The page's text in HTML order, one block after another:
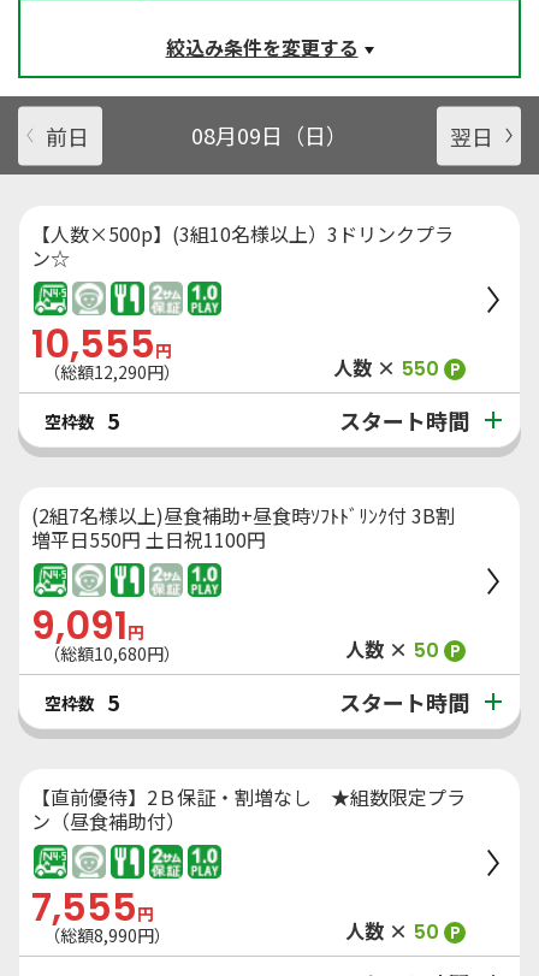
絞込み条件を変更する
前日 08月09日（日） 翌日
【人数×500p】(3組10名様以上）3ドリンクプラ
ン☆
10,555円
（総額12,290円） 人数 × 550 P
空枠数 5 スタート時間
(2組7名様以上)昼食補助+昼食時ｿﾌﾄﾄﾞﾘﾝｸ付 3B割
増平日550円 土日祝1100円
9,091円
（総額10,680円） 人数 × 50 P
空枠数 5 スタート時間
【直前優待】2Ｂ保証・割増なし ★組数限定プラ
ン（昼食補助付）
7,555円
（総額8,990円） 人数 × 50 P